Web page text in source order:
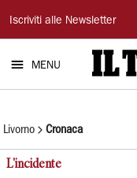
Il
Tirreno
Iscriviti alle Newsletter
MENU
Livorno Cronaca
L'incidente